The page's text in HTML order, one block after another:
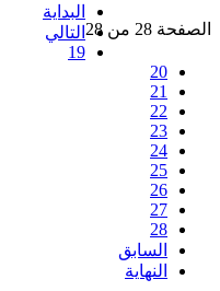
الصفحة 28 من 28
البداية
التالي
19
20
21
22
23
24
25
26
27
28
السابق
النهاية